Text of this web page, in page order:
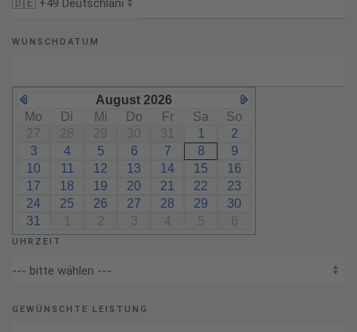
WUNSCHDATUM
August 2026
Mo
Di Mi Do Fr Sa
So
27
28 29 30 31 1
2
3
4 5 6 7 8
9
10
11 12 13 14 15
16
17
18 19 20 21 22
23
24
25 26 27 28 29
30
31
2 3 4 5 6
UHRZEIT
GEWÜNSCHTE LEISTUNG